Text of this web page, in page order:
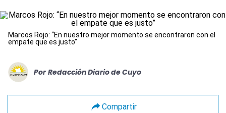
Marcos Rojo: “En nuestro mejor momento se encontraron con el
empate que es justo”
Por Redacción Diario de Cuyo
Compartir